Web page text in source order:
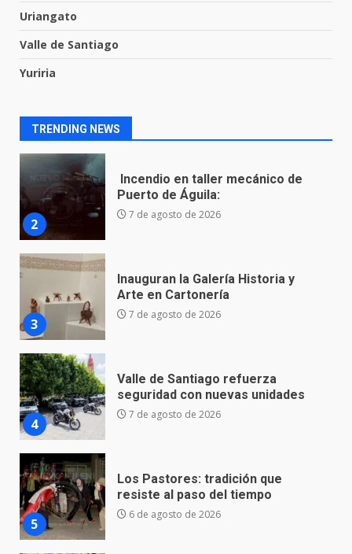
Uriangato
Valle de Santiago
Yuriria
TRENDING NEWS
1
2
7 de agosto de 2026
3
Inauguran la Galería Historia y
Arte en Cartonería
7 de agosto de 2026
4
Valle de Santiago refuerza
seguridad con nuevas unidades
7 de agosto de 2026
5
Los Pastores: tradición que
resiste al paso del tiempo
6 de agosto de 2026
6
El Pbro. Mario Alberto Pérez
asume la administración de la
parroquia de Guarapo
5 de agosto de 2026